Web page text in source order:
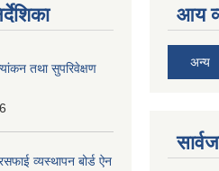
तथा सुपरिवेक्षण
व्यस्थापन बोर्ड ऐन
आय
अन्य